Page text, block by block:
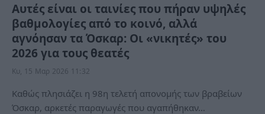
Αυτές είναι οι ταινίες που πήραν υψηλές
βαθμολογίες από το κοινό, αλλά
αγνόησαν τα Όσκαρ: Οι «νικητές» του
2026 για τους θεατές
Κυ, 15 Μαρ 2026 11:32
Καθώς πλησιάζει η 98η τελετή απονομής των βραβείων
Όσκαρ, αρκετές παραγωγές που αγαπήθηκαν…